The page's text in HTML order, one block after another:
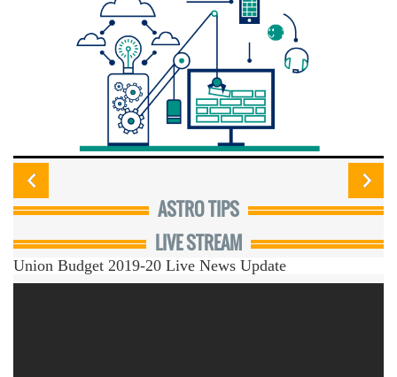
जानिए मलाइका अरोड़ा अपने आप को किस तरह रखती है
फिट
ASTRO TIPS
LIVE STREAM
Union Budget 2019-20 Live News Update